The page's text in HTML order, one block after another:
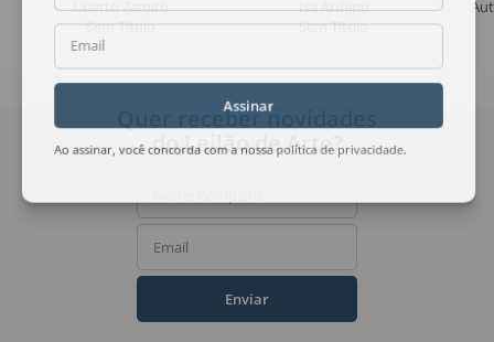
Uberto Zamith
Sem Título
Isa Ardene
Sem Título
Email
Assinar
Ao assinar, você concorda com a nossa política de privacidade
Quer receber novidades
do Leilão de Arte?
Email
Enviar